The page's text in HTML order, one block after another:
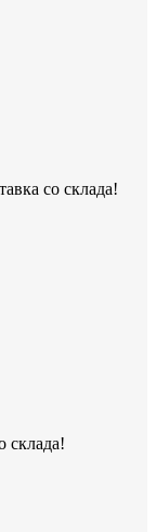
со склада!
склада!